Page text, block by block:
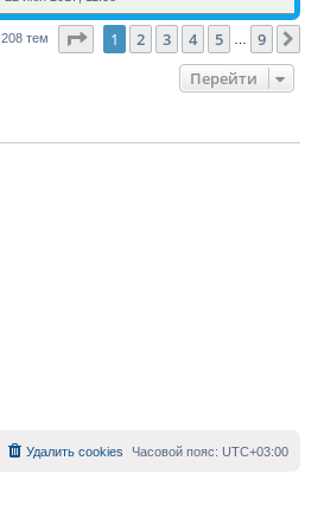
208 тем Страница1 из
1 2 3 4 5 9
Перейти
Часовой пояс: UTC+03:00
Удалить cookies